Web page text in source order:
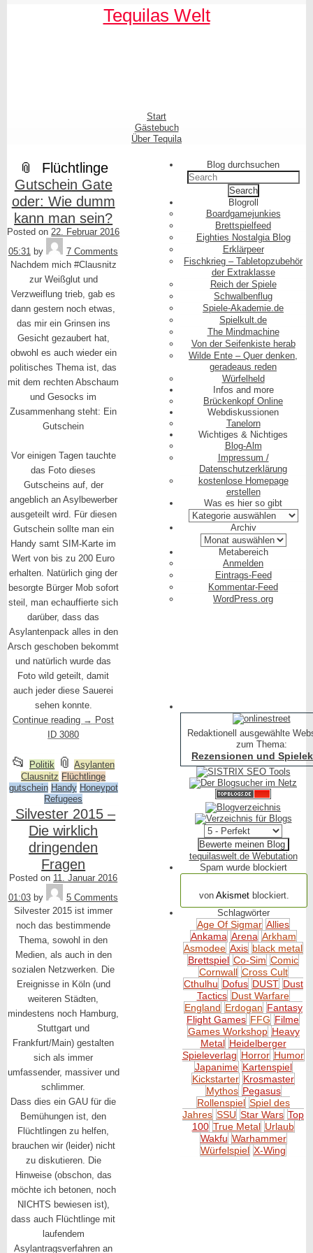
to
content
to
SEARCH-
to
LINKS-
to
CATEGORIES-
to
ARCHIVES-
to
META-
to
FACEBOOK-
to
TEXT-
to
AKISMET_WIDGET-
to
TAG_CLOUD-
Tequilas Welt
Shrunk
Expand
Start
Gästebuch
Über Tequila
Flüchtlinge
Gutschein Gate
oder: Wie dumm
kann man sein?
Posted on 22. Februar 2016
05:31 by
7 Comments
Nachdem mich #Clausnitz
zur Weißglut und
Verzweiflung trieb, gab es
dann gestern noch etwas,
das mir ein Grinsen ins
Gesicht gezaubert hat,
obwohl es auch wieder ein
politisches Thema ist, das
mit dem rechten Abschaum
und Gesocks im
Zusammenhang steht: Ein
Gutschein
Vor einigen Tagen tauchte
das Foto dieses
Gutscheins auf, der
angeblich an Asylbewerber
ausgeteilt wird. Für diesen
Gutschein sollte man ein
Handy samt SIM-Karte im
Wert von bis zu 200 Euro
erhalten. Natürlich ging der
besorgte Bürger Mob sofort
steil, man echauffierte sich
darüber, dass das
Asylantenpack alles in den
Arsch geschoben bekommt
und natürlich wurde das
Foto wild geteilt, damit
auch jeder diese Sauerei
sehen konnte.
Continue reading → Post
ID 3080
📂 This
entry
was
posted
in
Politik 📎 and
tagged
Asylanten
Clausnitz Flüchtlinge
gutschein Handy Honeypot
Refugees
Silvester 2015 –
Die wirklich
dringenden
Fragen
Posted on 11. Januar 2016
01:03 by
5 Comments
Silvester 2015 ist immer
noch das bestimmende
Thema, sowohl in den
Medien, als auch in den
sozialen Netzwerken. Die
Ereignisse in Köln (und
weiteren Städten,
mindestens noch Hamburg,
Stuttgart und
Frankfurt/Main) gestalten
sich als immer
umfassender, massiver und
schlimmer.
Dass dies ein GAU für die
Bemühungen ist, den
Flüchtlingen zu helfen,
brauchen wir (leider) nicht
zu diskutieren. Die
Hinweise (obschon, das
möchte ich betonen, noch
NICHTS bewiesen ist),
dass auch Flüchtlinge mit
laufendem
Asylantragsverfahren an
Blog durchsuchen
Search
for:
Blogroll
Boardgamejunkies
Brettspielfeed
Eighties Nostalgia Blog
Erklärpeer
Fischkrieg – Tabletopzubehör
der Extraklasse
Reich der Spiele
Schwalbenflug
Spiele-Akademie.de
Spielkult.de
The Mindmachine
Von der Seifenkiste herab
Wilde Ente – Quer denken,
geradeaus reden
Würfelheld
Infos and more
Brückenkopf Online
Webdiskussionen
Tanelorn
Wichtiges & Nichtiges
Blog-Alm
Impressum /
Datenschutzerklärung
kostenlose Homepage
erstellen
Was es hier so gibt
Was
es
hier
Archiv
Archiv
Metabereich
Anmelden
Eintrags-Feed
Kommentar-Feed
WordPress.org
Redaktionell ausgewählte
zum Thema:
Rezensionen und
tequilaswelt.de Webutation
Spam wurde blockiert
von Akismetblockiert.
Schlagwörter
Age Of Sigmar Allies
Ankama Arena Arkham
Asmodee Axis black metal
Brettspiel Co-Sim Comic
Cornwall Cross Cult
Cthulhu Dofus DUST Dust
Tactics Dust Warfare
England Erdogan Fantasy
Flight Games FFG Filme
Games Workshop Heavy
Metal Heidelberger
Spieleverlag Horror Humor
Japanime Kartenspiel
Kickstarter Krosmaster
Mythos Pegasus
Rollenspiel Spiel des
Jahres SSU Star Wars Top
100 True Metal Urlaub
Wakfu Warhammer
Würfelspiel X-Wing